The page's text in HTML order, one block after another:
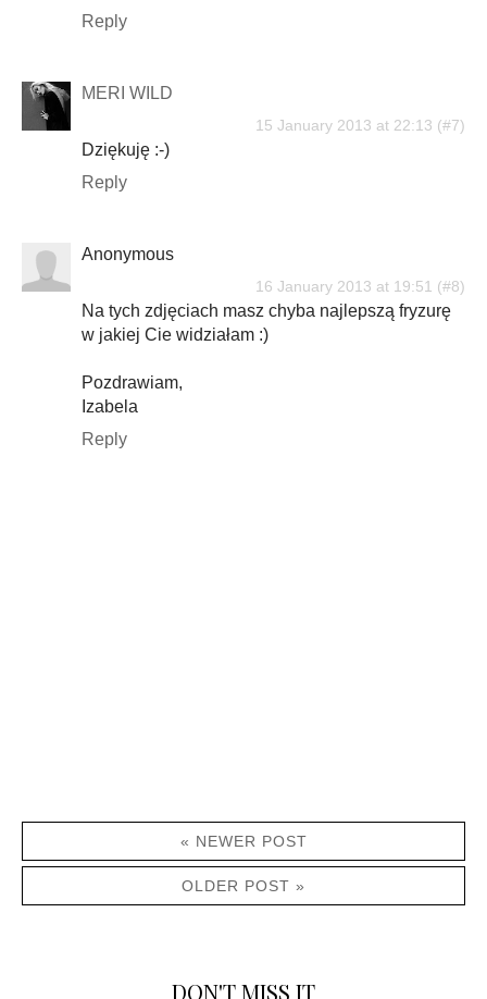
Reply
MERI WILD
15 January 2013 at 22:13
Dziękuję :-)
Reply
Anonymous
16 January 2013 at 19:51
Na tych zdjęciach masz chyba najlepszą fryzurę
w jakiej Cie widziałam :)
Pozdrawiam,
Izabela
Reply
« NEWER POST
OLDER POST »
DON'T MISS IT